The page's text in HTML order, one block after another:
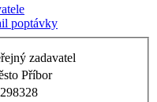
poptávky
zadavatel
Příbor